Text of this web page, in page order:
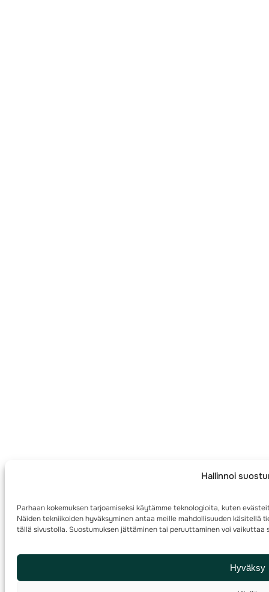
Hallinnoi
Parhaan kokemuksen tarjoamiseksi käytämme teknologioita, kuten
Näiden tekniikoiden hyväksyminen antaa meille mahdollisuuden
tällä sivustolla. Suostumuksen jättäminen tai peruuttaminen voi vaikuttaa
Hyväksy